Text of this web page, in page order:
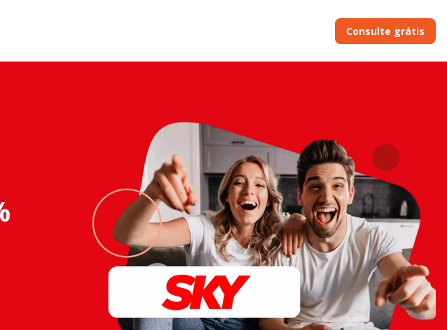
Consulte grátis